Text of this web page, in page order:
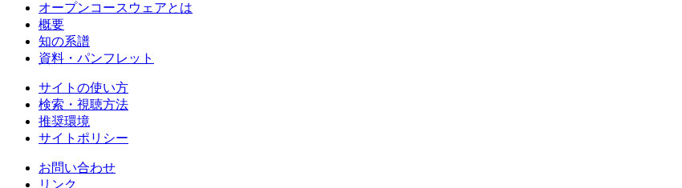
オープンコースウェアとは
概要
知の系譜
資料・パンフレット
サイトの使い方
検索・視聴方法
推奨環境
サイトポリシー
お問い合わせ
リンク